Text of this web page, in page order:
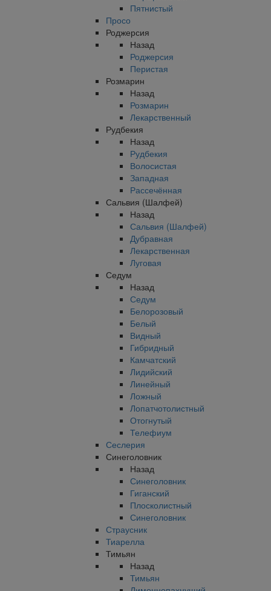
Пятнистый
Просо
Роджерсия
Назад
Роджерсия
Перистая
Розмарин
Назад
Розмарин
Лекарственный
Рудбекия
Назад
Рудбекия
Волосистая
Западная
Рассечённая
Сальвия (Шалфей)
Назад
Сальвия (Шалфей)
Дубравная
Лекарственная
Луговая
Седум
Назад
Седум
Белорозовый
Белый
Видный
Гибридный
Камчатский
Лидийский
Линейный
Ложный
Лопатчотолистный
Отогнутый
Телефиум
Сеслерия
Синеголовник
Назад
Синеголовник
Гиганский
Плосколистный
Синеголовник
Страусник
Тиарелла
Тимьян
Назад
Тимьян